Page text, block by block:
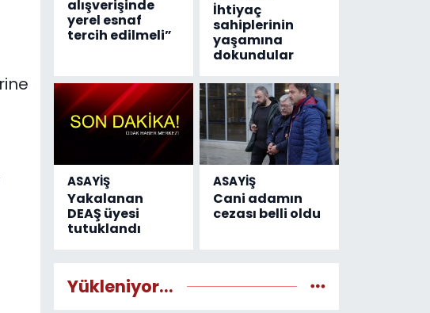
alışverişinde
yerel esnaf
tercih edilmeli”
İhtiyaç
sahiplerinin
yaşamına
dokundular
ASAYİŞ
Yakalanan
DEAŞ üyesi
tutuklandı
ASAYİŞ
Cani adamın
cezası belli oldu
Yükleniyor...